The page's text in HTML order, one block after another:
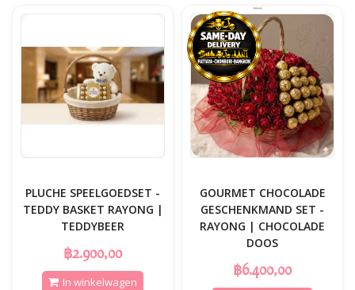
PLUCHE SPEELGOEDSET -
TEDDY BASKET RAYONG |
TEDDYBEER
฿2.900,00
In winkelwagen
GOURMET CHOCOLADE
GESCHENKMAND SET -
RAYONG | CHOCOLADE
DOOS
฿6.400,00